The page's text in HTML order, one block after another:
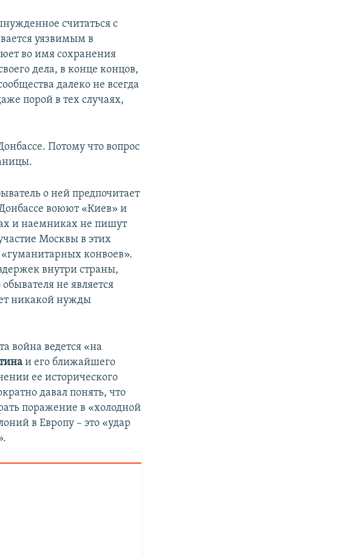
считаться с
уязвимым в
во имя сохранения
дела, в конце концов,
далеко не всегда
порой в тех случаях,
Потому что вопрос
о ней предпочитает
воюют «Киев» и
и наемниках не пишут
Москвы в этих
конвоев».
внутри страны,
не является
никакой нужды
война ведется «на
и его ближайшего
ее исторического
давал понять, что
поражение в «холодной
в Европу – это «удар